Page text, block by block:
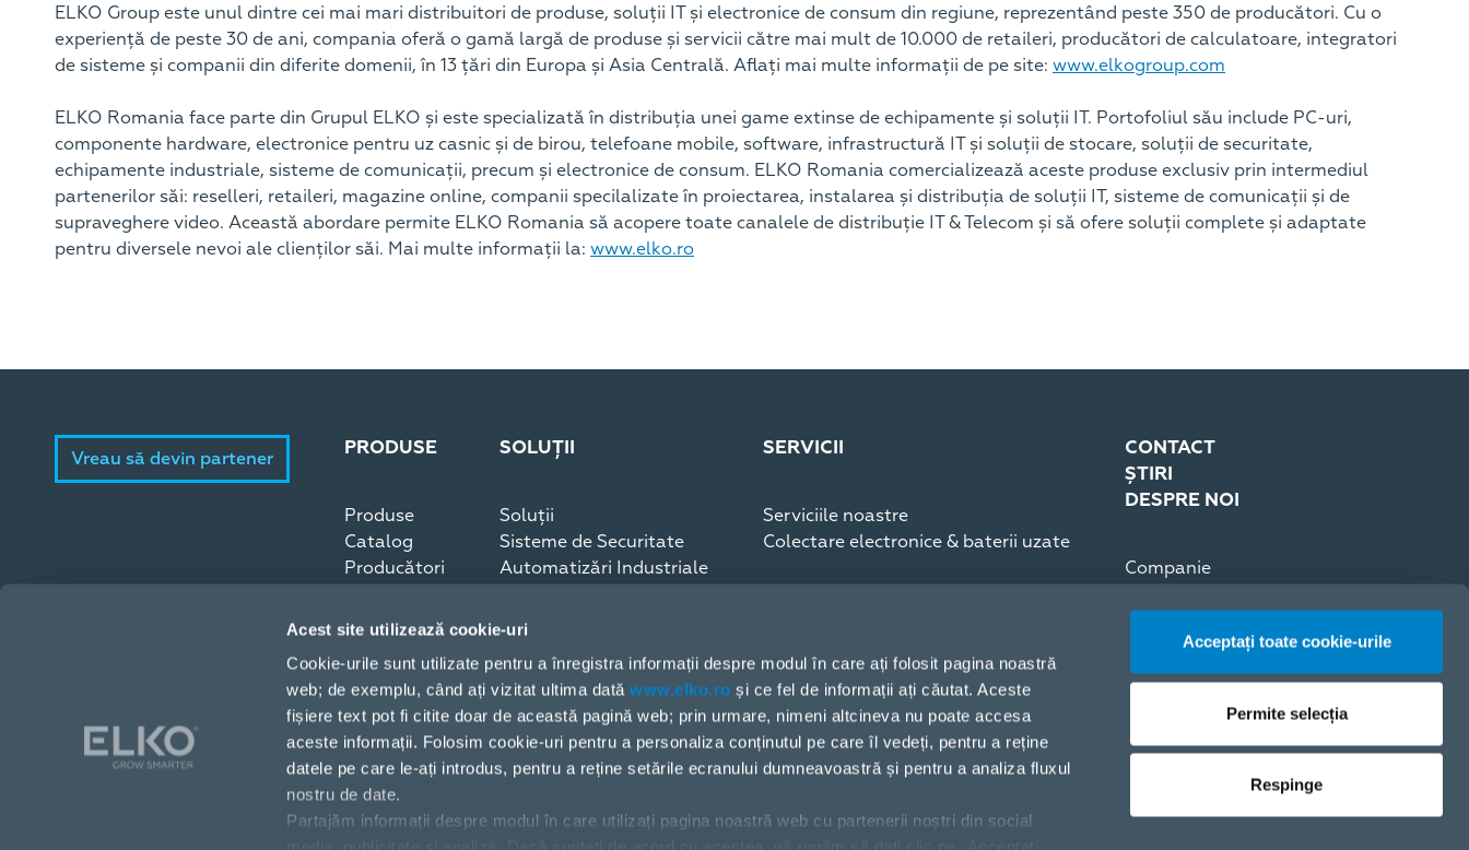
Acest site utilizează cookie-uri
Cookie-urile sunt utilizate pentru a înregistra informații despre modul în care ați folosit pagina noastră
web; de exemplu, când ați vizitat ultima datăwww.elko.ro și ce fel de informații ați căutat. Aceste
fișiere text pot fi citite doar de această pagină web; prin urmare, nimeni altcineva nu poate accesa
aceste informații. Folosim cookie-uri pentru a personaliza conținutul pe care îl vedeți, pentru a reține
datele pe care le-ați introdus, pentru a reține setările ecranului dumneavoastră și pentru a analiza fluxul
nostru de date.
Partajăm informații despre modul în care utilizați pagina noastră web cu partenerii noștri din social
Acceptați toate cookie-urile
Permite selecția
Respinge
ELKO Group este unul dintre cei mai mari distribuitori de produse, soluții IT și electronice de consum din regiune, reprezentând peste 350 de producători. Cu o
experiență de peste 30 de ani, compania oferă o gamă largă de produse și servicii către mai mult de 10.000 de retaileri, producători de calculatoare, integratori
de sisteme și companii din diferite domenii, în 13 țări din Europa și Asia Centrală. Aflați mai multe informații de pe site: www.elkogroup.com
ELKO Romania face parte din Grupul ELKO și este specializată în distribuția unei game extinse de echipamente și soluții IT. Portofoliul său include PC-uri,
componente hardware, electronice pentru uz casnic și de birou, telefoane mobile, software, infrastructură IT și soluții de stocare, soluții de securitate,
echipamente industriale, sisteme de comunicații, precum și electronice de consum. ELKO Romania comercializează aceste produse exclusiv prin intermediul
partenerilor săi: reselleri, retaileri, magazine online, companii specilalizate în proiectarea, instalarea și distribuția de soluții IT, sisteme de comunicații și de
supraveghere video. Această abordare permite ELKO Romania să acopere toate canalele de distribuție IT & Telecom și să ofere soluții complete și adaptate
pentru diversele nevoi ale clienților săi. Mai multe informații la: www.elko.ro
Vreau să devin partener PRODUSE
Produse
Catalog
Producători
SOLUȚII
Soluții
Sisteme de Securitate
Automatizări Industriale
Sisteme de comunicaţii
SERVICII
Serviciile noastre
Colectare electronice & baterii uzate
CONTACT
ȘTIRI
DESPRE NOI
Companie
Certificări ISO
Strada Copilului 18, București, 012178, România